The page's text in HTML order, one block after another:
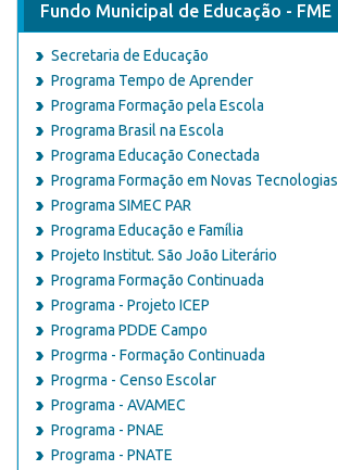
Fundo Municipal de Educação - FME
Secretaria de Educação
Programa Tempo de Aprender
Programa Formação pela Escola
Programa Brasil na Escola
Programa Educação Conectada
Programa Formação em Novas Tecnologias
Programa SIMEC PAR
Programa Educação e Família
Projeto Institut. São João Literário
Programa Formação Continuada
Programa - Projeto ICEP
Programa PDDE Campo
Progrma - Formação Continuada
Progrma - Censo Escolar
Programa - AVAMEC
Programa - PNAE
Programa - PNATE